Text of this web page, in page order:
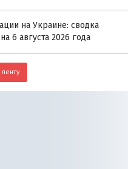
на Украине: сводка
6 августа 2026 года